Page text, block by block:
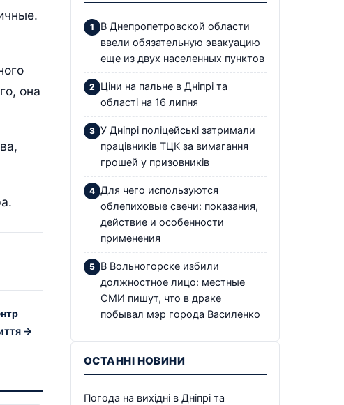
она
→
В Днепропетровской области
ввели обязательную эвакуацию
еще из двух населенных пунктов
Ціни на пальне в Дніпрі та
області на 16 липня
У Дніпрі поліцейські затримали
працівників ТЦК за вимагання
грошей у призовників
Для чего используются
облепиховые свечи: показания,
действие и особенности
применения
В Вольногорске избили
должностное лицо: местные
СМИ пишут, что в драке
побывал мэр города Василенко
ОСТАННІ НОВИНИ
Погода на вихідні в Дніпрі та